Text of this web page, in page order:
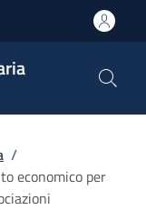
/
economico per